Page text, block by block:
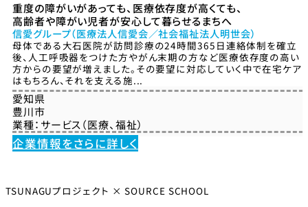
重度の障がいがあっても、医療依存度が高くても、
高齢者や障がい児者が安心して暮らせるまちへ
信愛グループ（医療法人信愛会／社会福祉法人明世会）
母体である大石医院が訪問診療の24時間365日連絡体制を確立
後、人工呼吸器をつけた方やがん末期の方など医療依存度の高い
方からの要望が増えました。その要望に対応していく中で在宅ケア
はもちろん、それを支える施...
愛知県
豊川市
業種： サービス（医療、福祉）
企業情報をさらに詳しく
TSUNAGUプロジェクト × SOURCE SCHOOL